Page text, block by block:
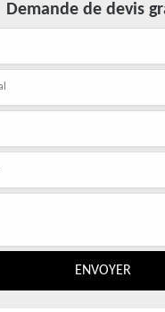
Demande de devis